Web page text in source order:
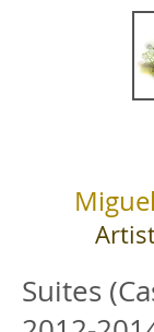
Suites